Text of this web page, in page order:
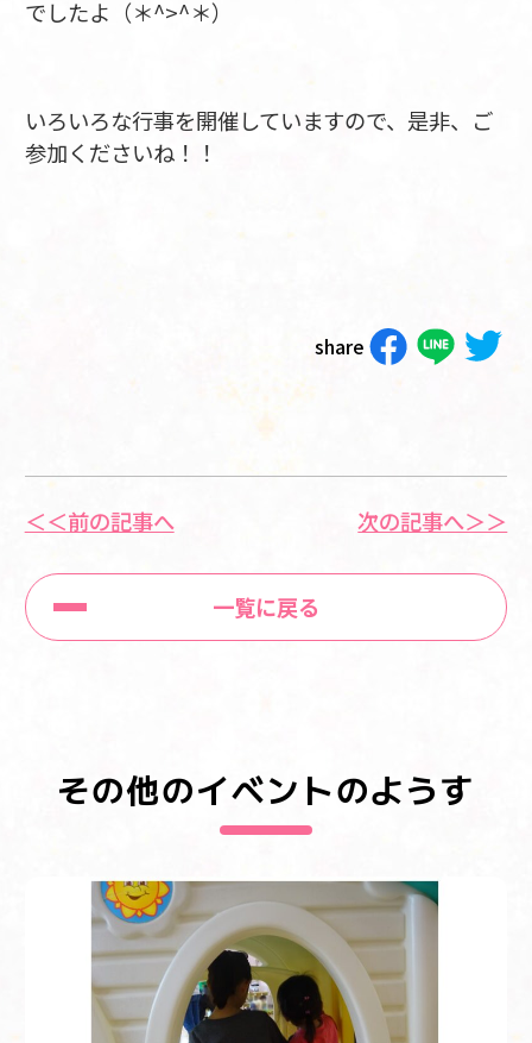
でしたよ（＊^>^＊）
いろいろな行事を開催していますので、是非、ご
参加くださいね！！
share
＜＜前の記事へ
一覧に戻る
次の記事へ＞＞
その他のイベントのようす